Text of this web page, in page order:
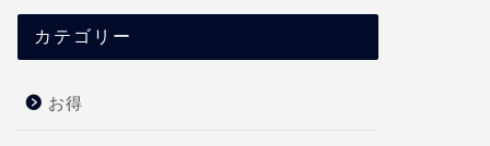
カテゴリー
お得